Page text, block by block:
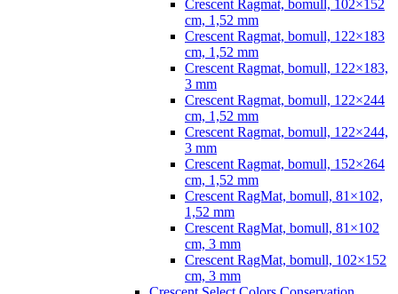
Crescent Ragmat, bomull, 102×152
cm, 1,52 mm
Crescent Ragmat, bomull, 122×183
cm, 1,52 mm
Crescent Ragmat, bomull, 122×183,
3 mm
Crescent Ragmat, bomull, 122×244
cm, 1,52 mm
Crescent Ragmat, bomull, 122×244,
3 mm
Crescent Ragmat, bomull, 152×264
cm, 1,52 mm
Crescent RagMat, bomull, 81×102,
1,52 mm
Crescent RagMat, bomull, 81×102
cm, 3 mm
Crescent RagMat, bomull, 102×152
cm, 3 mm